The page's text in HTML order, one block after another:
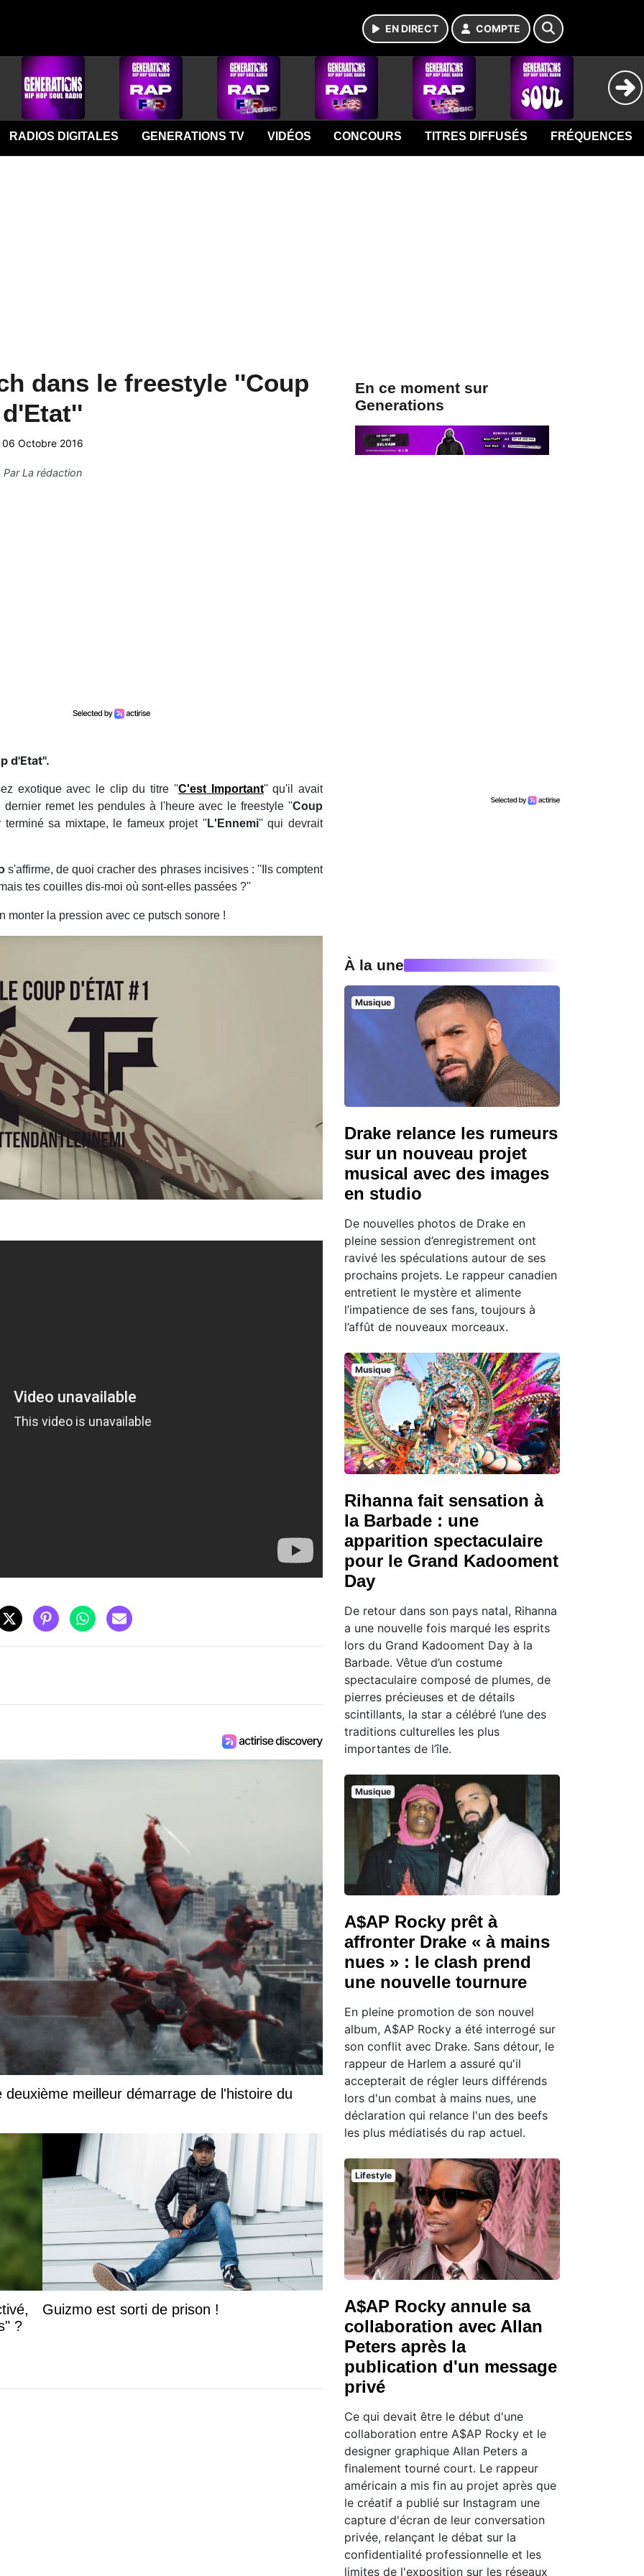
EN DIRECT COMPTE
RADIOS DIGITALES GENERATIONS TV VIDÉOS CONCOURS TITRES DIFFUSÉS FRÉQUENCES
dans le freestyle ''Coup
d'Etat''
06 Octobre 2016
ParLa rédaction
d'Etat''.
exotique avec le clip du titre ''C'est Important'' qu'il avait
remet les pendules à l'heure avec le freestyle ''Coup
sa mixtape, le fameux projet ''L'Ennemi'' qui devrait
s'affirme, de quoi cracher des phrases incisives : ''Ils comptent
tes couilles dis-moi où sont-elles passées ?''
monter la pression avec ce putsch sonore !
meilleur démarrage de l'histoire du
?
Guizmo est sorti de prison !
En ce moment sur
Generations
À la une
Musique
Drake relance les rumeurs
sur un nouveau projet
musical avec des images
en studio
De nouvelles photos de Drake en
pleine session d’enregistrement ont
ravivé les spéculations autour de ses
prochains projets. Le rappeur canadien
entretient le mystère et alimente
l’impatience de ses fans, toujours à
l’affût de nouveaux morceaux.
Musique
Rihanna fait sensation à
la Barbade : une
apparition spectaculaire
pour le Grand Kadooment
Day
De retour dans son pays natal, Rihanna
a une nouvelle fois marqué les esprits
lors du Grand Kadooment Day à la
Barbade. Vêtue d’un costume
spectaculaire composé de plumes, de
pierres précieuses et de détails
scintillants, la star a célébré l’une des
traditions culturelles les plus
importantes de l’île.
Musique
A$AP Rocky prêt à
affronter Drake « à mains
nues » : le clash prend
une nouvelle tournure
En pleine promotion de son nouvel
album, A$AP Rocky a été interrogé sur
son conflit avec Drake. Sans détour, le
rappeur de Harlem a assuré qu'il
accepterait de régler leurs différends
lors d'un combat à mains nues, une
déclaration qui relance l'un des beefs
les plus médiatisés du rap actuel.
Lifestyle
A$AP Rocky annule sa
collaboration avec Allan
Peters après la
publication d'un message
privé
Ce qui devait être le début d'une
collaboration entre A$AP Rocky et le
designer graphique Allan Peters a
finalement tourné court. Le rappeur
américain a mis fin au projet après que
le créatif a publié sur Instagram une
capture d'écran de leur conversation
privée, relançant le débat sur la
confidentialité professionnelle et les
limites de l'exposition sur les réseaux